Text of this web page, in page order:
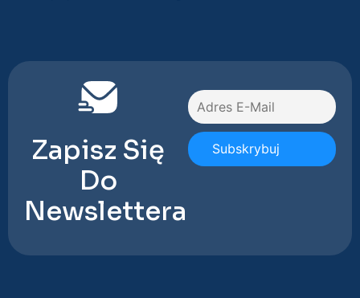
Zapisz Się
Do
Newslettera